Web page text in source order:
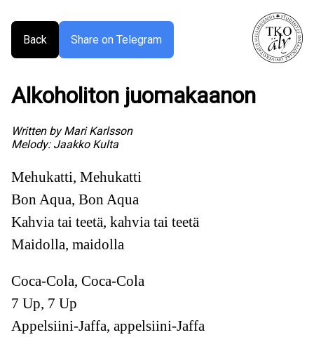
Back Share on Telegram
Alkoholiton juomakaanon
Written byMari Karlsson
Melody: Jaakko Kulta
Mehukatti, Mehukatti
Bon Aqua, Bon Aqua
Kahvia tai teetä, kahvia tai teetä
Maidolla, maidolla
Coca-Cola, Coca-Cola
7 Up, 7 Up
Appelsiini-Jaffa, appelsiini-Jaffa